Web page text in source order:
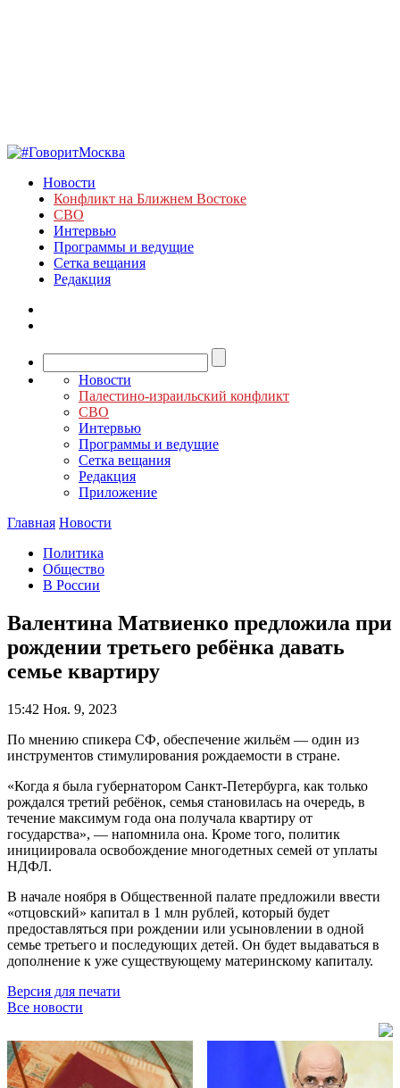
Новости
Конфликт на Ближнем Востоке
СВО
Интервью
Программы и ведущие
Сетка вещания
Редакция
Новости
Палестино-израильский конфликт
СВО
Интервью
Программы и ведущие
Сетка вещания
Редакция
Приложение
Главная Новости
Политика
Общество
В России
Валентина Матвиенко предложила при
рождении третьего ребёнка давать
семье квартиру
15:42 Ноя. 9, 2023
По мнению спикера СФ, обеспечение жильём — один из
инструментов стимулирования рождаемости в стране.
«Когда я была губернатором Санкт-Петербурга, как только
рождался третий ребёнок, семья становилась на очередь, в
течение максимум года она получала квартиру от
государства», — напомнила она. Кроме того, политик
инициировала освобождение многодетных семей от уплаты
НДФЛ.
В начале ноября в Общественной палате предложили ввести
«отцовский» капитал в 1 млн рублей, который будет
предоставляться при рождении или усыновлении в одной
семье третьего и последующих детей. Он будет выдаваться в
дополнение к уже существующему материнскому капиталу.
Версия для печати
Все новости